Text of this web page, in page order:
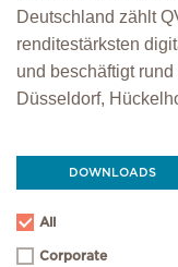
Deutschland zählt
renditestärksten
und beschäftigt
Düsseldorf,
DOWNLOADS
All
Corporate